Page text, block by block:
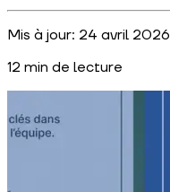
Mis à jour: 24 avril 2026
12 min de lecture